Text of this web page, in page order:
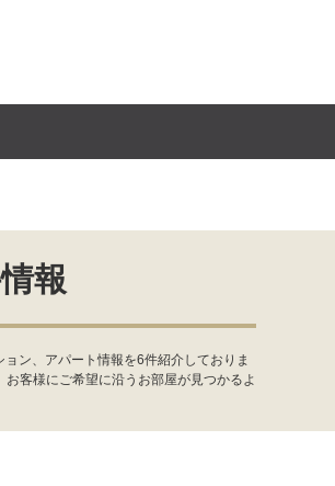
報
ン、アパート情報を6件紹介しておりま
客様にご希望に沿うお部屋が見つかるよ